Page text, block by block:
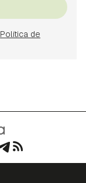
Política de